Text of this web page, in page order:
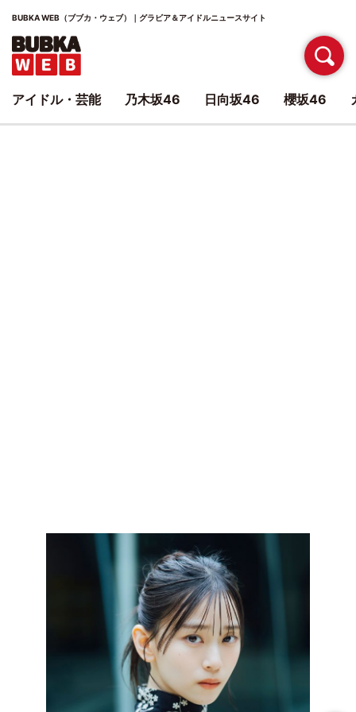
BUBKA WEB（ブブカ・ウェブ）｜グラビア＆アイドルニュースサイト
アイドル・芸能 乃木坂46 日向坂46 櫻坂46